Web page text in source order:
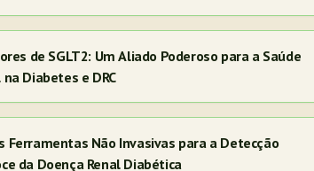
de SGLT2: Um Aliado Poderoso para a Saúde
na Diabetes e DRC
Ferramentas Não Invasivas para a Detecção
da Doença Renal Diabética